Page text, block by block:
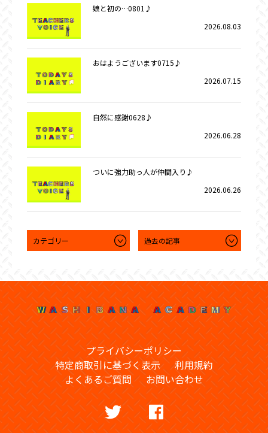
娘と初の…0801♪
2026.08.03
おはようございます0715♪
2026.07.15
自然に感謝0628♪
2026.06.28
ついに強力助っ人が仲間入り♪
2026.06.26
プライバシーポリシー
特定商取引に基づく表示
利用規約
よくあるご質問
お問い合わせ